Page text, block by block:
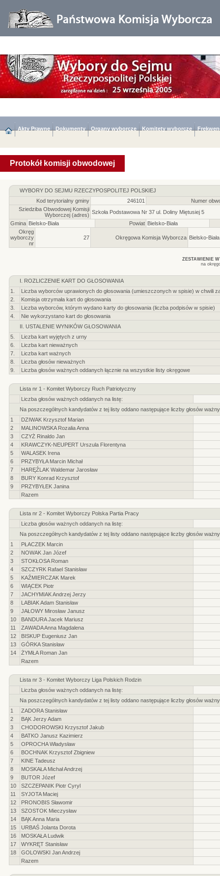
Akty Prawne Dokumenty Organy wyborcze Komitety wyborcze
Protokół komisji obwodowej
WYBORY DO SEJMU RZECZYPOSPOLITEJ POLSKIEJ
Kod terytorialny gminy
246101
Numer
Sziedziba Obwodowej Komisji
Wyborczej (adres) Szkoła Podstawowa Nr 37 ul. Doliny Miętusiej 5
Gmina Bielsko-Biała Powiat Bielsko-Biała
Okręg
wyborczy
nr
27 Okręgowa Komisja Wyborcza Bielsko-Biała
ZESTAWIENIE
na
I. ROZLICZENIE KART DO GŁOSOWANIA
1.
Liczba wyborców uprawionych do głosowania (umieszczonych w spisie) w chwili
2.
Komisja otrzymała kart do głosowania
3.
Liczba wyborców, którym wydano karty do głosowania (liczba podpisów w spisie)
4.
Nie wykorzystano kart do głosowania
II. USTALENIE WYNIKÓW GŁOSOWANIA
5.
Liczba kart wyjętych z urny
6.
Liczba kart nieważnych
7.
Liczba kart ważnych
8.
Liczba głosów nieważnych
9.
Liczba głosów ważnych oddanych łącznie na wszystkie listy okręgowe
Lista nr 1 - Komitet Wyborczy Ruch Patriotyczny
Liczba głosów ważnych oddanych na listę:
Na poszczególnych kandydatów z tej listy oddano następujące liczby głosów
1
DZIWAK Krzysztof Marian
2
MALINOWSKA Rozalia Anna
3
CZYŻ Rinaldo Jan
4
KRAWCZYK-NEUPERT Urszula Florentyna
5
WALASEK Irena
6
PRZYBYŁA Marcin Michał
7
HARĘŹLAK Waldemar Jarosław
8
BURY Konrad Krzysztof
9
PRZYBYŁEK Janina
Razem
Lista nr 2 - Komitet Wyborczy Polska Partia Pracy
Liczba głosów ważnych oddanych na listę:
Na poszczególnych kandydatów z tej listy oddano następujące liczby głosów
1
PŁACZEK Marcin
2
NOWAK Jan Józef
3
STOKŁOSA Roman
4
SZCZYRK Rafael Stanisław
5
KAŹMIERCZAK Marek
6
WIĄCEK Piotr
7
JACHYMIAK Andrzej Jerzy
8
LABIAK Adam Stanisław
9
JAŁOWY Mirosław Janusz
10
BANDURA Jacek Mariusz
11
ZAWADA Anna Magdalena
12
BISKUP Eugeniusz Jan
13
GÓRKA Stanisław
14
ŻYMŁA Roman Jan
Razem
Lista nr 3 - Komitet Wyborczy Liga Polskich Rodzin
Liczba głosów ważnych oddanych na listę:
Na poszczególnych kandydatów z tej listy oddano następujące liczby głosów
1
ZADORA Stanisław
2
BĄK Jerzy Adam
3
CHODOROWSKI Krzysztof Jakub
4
BATKO Janusz Kazimierz
5
OPROCHA Władysław
6
BOCHNAK Krzysztof Zbigniew
7
KINE Tadeusz
8
MOSKAŁA Michał Andrzej
9
BUTOR Józef
10
SZCZEPANIK Piotr Cyryl
11
SYJOTA Maciej
12
PRONOBIS Sławomir
13
SZOSTOK Mieczysław
14
BĄK Anna Maria
15
URBAŚ Jolanta Dorota
16
MOSKAŁA Ludwik
17
WYKRĘT Stanisław
18
GOLOWSKI Jan Andrzej
Razem